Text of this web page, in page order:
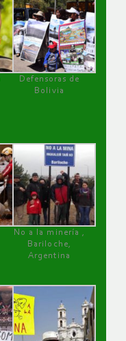
Defensoras de
Bolivia
No a la minería ,
Bariloche,
Argentina